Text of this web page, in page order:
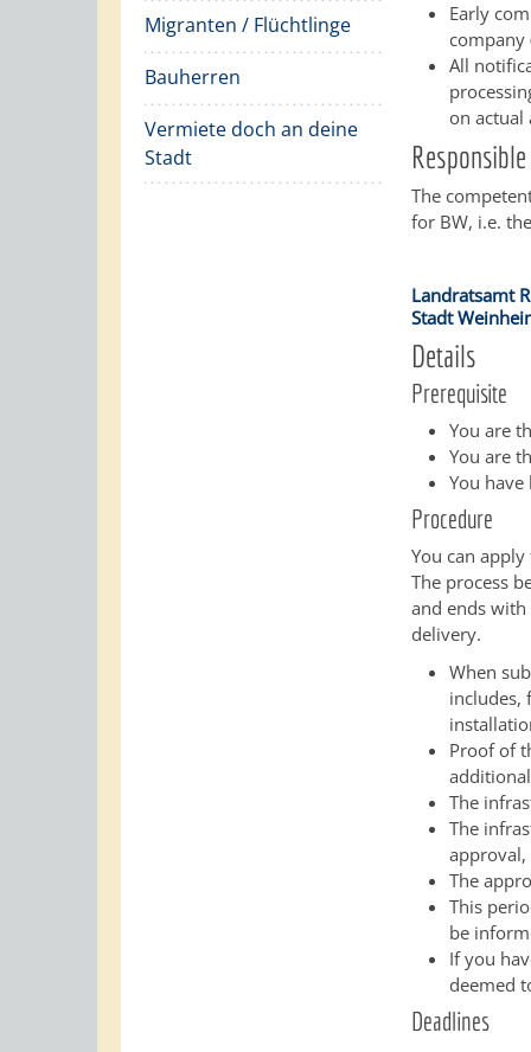
Migranten / Flüchtlinge
Bauherren
Vermiete doch an deine
Stadt
Early
company
All
on actual
The
for BW, i.e.
Landratsamt
Stadt
Details
Prerequisite
You are
You are
You
Procedure
You can
The process
and ends
delivery.
When
includes,
Proof of
The
The
The
This
be
If you
deemed
Deadlines